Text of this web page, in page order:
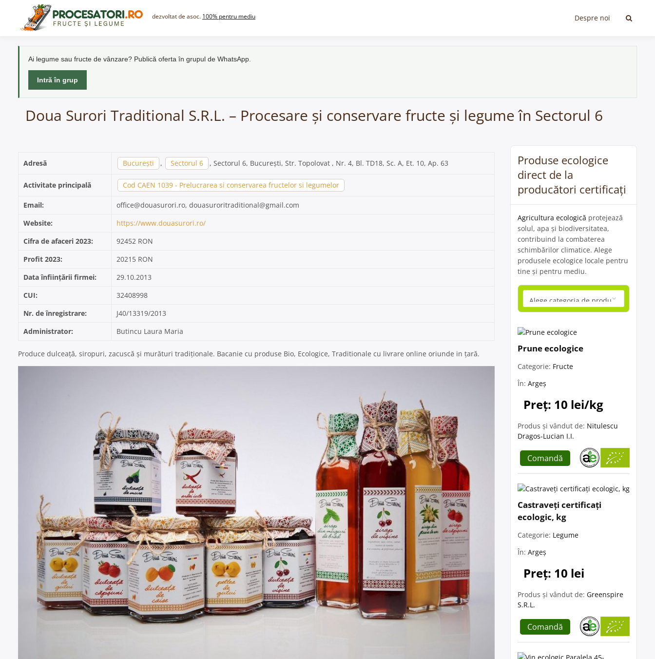
content
dezvoltat de asoc. 100% pentru mediu Despre noi
Ai legume sau fructe de vânzare? Publică oferta în grupul de WhatsApp.
Intră în grup
Doua Surori Traditional S.R.L. – Procesare și conservare fructe și legume în Sectorul 6
Adresă București , Sectorul 6 , Sectorul 6, București, Str. Topolovat , Nr. 4, Bl. TD18, Sc. A, Et. 10, Ap. 63
Activitate principală Cod CAEN 1039 - Prelucrarea si conservarea fructelor si legumelor
Email:
office@douasurori.ro, douasuroritraditional@gmail.com
Website:
https://www.douasurori.ro/
Cifra de afaceri 2023:
92452 RON
Profit 2023:
20215 RON
Data înființării firmei:
29.10.2013
CUI:
32408998
Nr. de înregistrare:
J40/13319/2013
Administrator:
Butincu Laura Maria
Produce dulceață, siropuri, zacuscă și murături tradiționale. Bacanie cu produse Bio, Ecologice, Traditionale cu livrare online oriunde in țară.
Produse ecologice
direct de la
producători certificați
Agricultura ecologică protejează
solul, apa și biodiversitatea,
contribuind la combaterea
schimbărilor climatice. Alege
produsele ecologice locale pentru
tine și pentru mediu.
Prune ecologice
Categorie: Fructe
În: Argeș
Preț: 10 lei/kg
Produs și vândut de: Nitulescu
Dragos-Lucian I.I.
Comandă
Castraveți certificați
ecologic, kg
Categorie: Legume
În: Argeș
Preț: 10 lei
Produs și vândut de: Greenspire
S.R.L.
Comandă